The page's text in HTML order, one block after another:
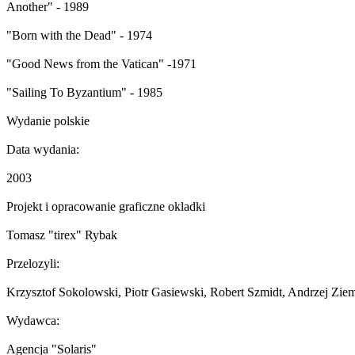
Another" - 1989
"Born with the Dead" - 1974
"Good News from the Vatican" -1971
"Sailing To Byzantium" - 1985
Wydanie polskie
Data wydania:
2003
Projekt i opracowanie graficzne okladki
Tomasz "tirex" Rybak
Przelozyli:
Krzysztof Sokolowski, Piotr Gasiewski, Robert Szmidt, Andrzej
Wydawca:
Agencja "Solaris"